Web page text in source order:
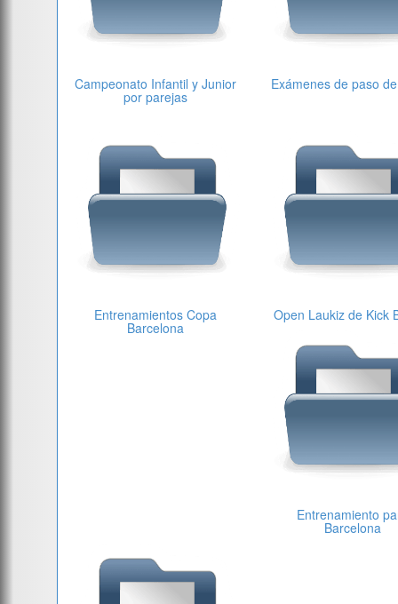
Campeonato Infantil y Junior
por parejas
Exámenes de paso
Entrenamientos Copa
Barcelona
Open Laukiz de Kick
Entrenamiento
Barcelona